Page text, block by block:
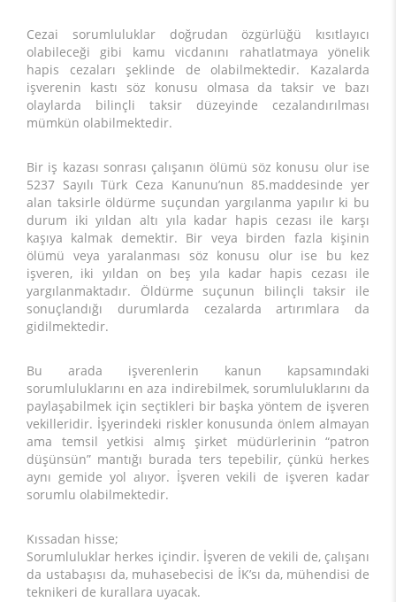
Cezai sorumluluklar doğrudan özgürlüğü kısıtlayıcı
olabileceği gibi kamu vicdanını rahatlatmaya yönelik
hapis cezaları şeklinde de olabilmektedir. Kazalarda
işverenin kastı söz konusu olmasa da taksir ve bazı
olaylarda bilinçli taksir düzeyinde cezalandırılması
mümkün olabilmektedir.
Bir iş kazası sonrası çalışanın ölümü söz konusu olur ise
5237 Sayılı Türk Ceza Kanunu’nun 85.maddesinde yer
alan taksirle öldürme suçundan yargılanma yapılır ki bu
durum iki yıldan altı yıla kadar hapis cezası ile karşı
kaşıya kalmak demektir. Bir veya birden fazla kişinin
ölümü veya yaralanması söz konusu olur ise bu kez
işveren, iki yıldan on beş yıla kadar hapis cezası ile
yargılanmaktadır. Öldürme suçunun bilinçli taksir ile
sonuçlandığı durumlarda cezalarda artırımlara da
gidilmektedir.
Bu arada işverenlerin kanun kapsamındaki
sorumluluklarını en aza indirebilmek, sorumluluklarını da
paylaşabilmek için seçtikleri bir başka yöntem de işveren
vekilleridir. İşyerindeki riskler konusunda önlem almayan
ama temsil yetkisi almış şirket müdürlerinin “patron
düşünsün” mantığı burada ters tepebilir, çünkü herkes
aynı gemide yol alıyor. İşveren vekili de işveren kadar
sorumlu olabilmektedir.
Kıssadan hisse;
Sorumluluklar herkes içindir. İşveren de vekili de, çalışanı
da ustabaşısı da, muhasebecisi de İK’sı da, mühendisi de
teknikeri de kurallara uyacak.